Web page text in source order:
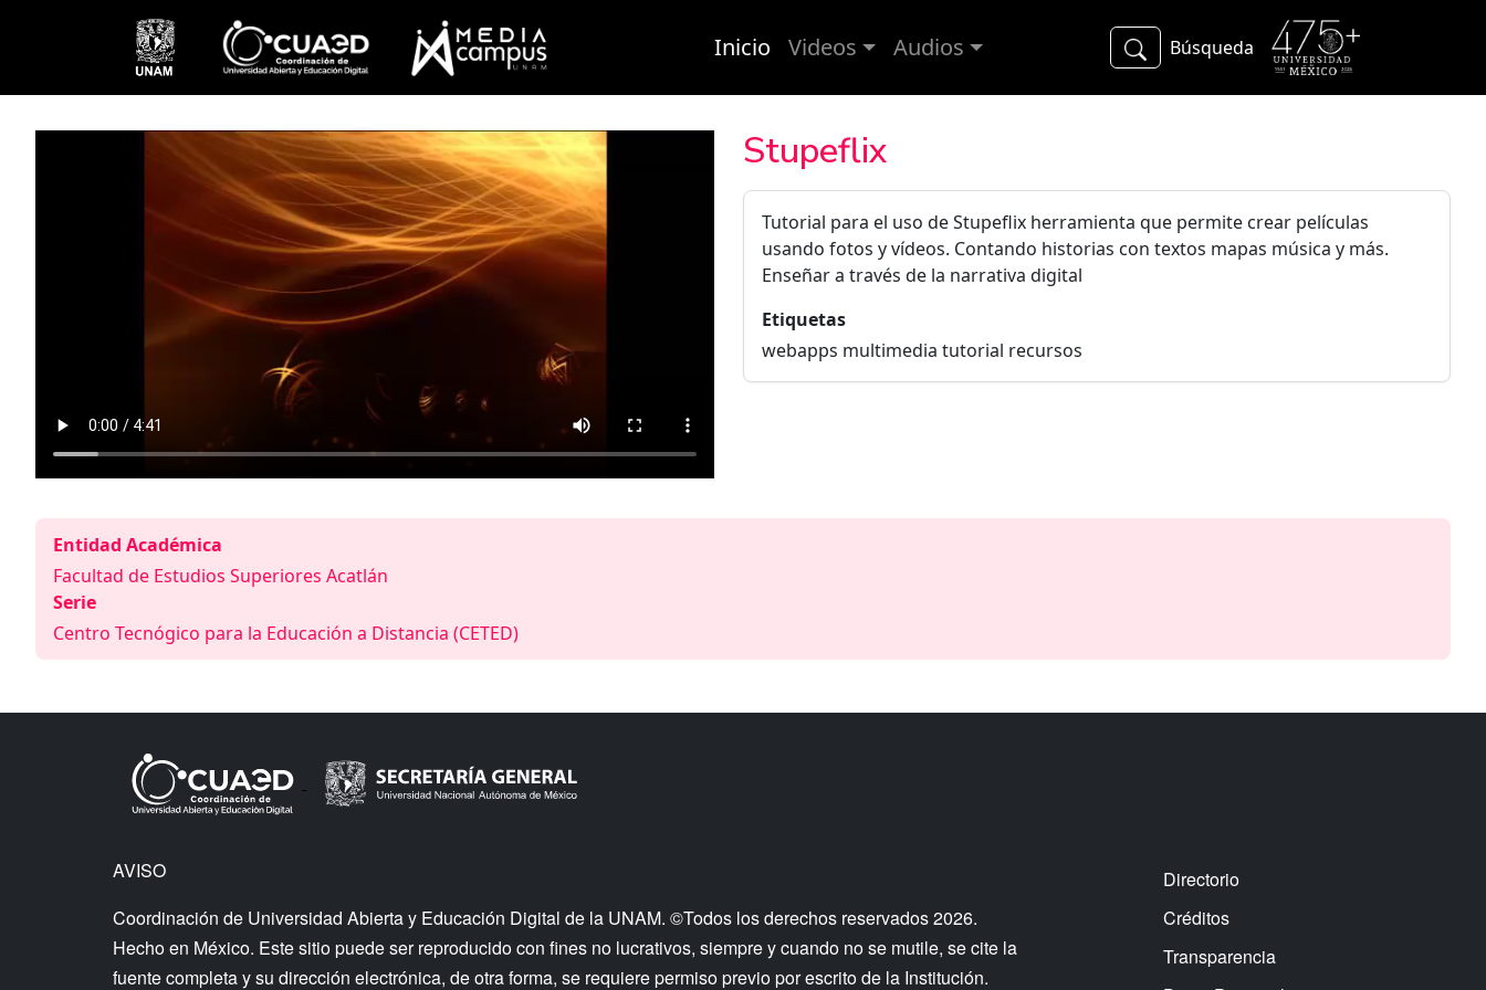
Inicio Videos Audios Búsqueda
Stupeflix
Tutorial para el uso de Stupeflix herramienta que permite crear películas
usando fotos y vídeos. Contando historias con textos mapas música y más.
Enseñar a través de la narrativa digital
Etiquetas
webapps multimedia tutorial recursos
Entidad Académica
Facultad de Estudios Superiores Acatlán
Serie
Centro Tecnógico para la Educación a Distancia (CETED)
AVISO
Coordinación de Universidad Abierta y Educación Digital de la UNAM. ©Todos los derechos reservados 2026.
Hecho en México. Este sitio puede ser reproducido con fines no lucrativos, siempre y cuando no se mutile, se cite la
fuente completa y su dirección electrónica, de otra forma, se requiere permiso previo por escrito de la Institución.
Directorio
Créditos
Transparencia